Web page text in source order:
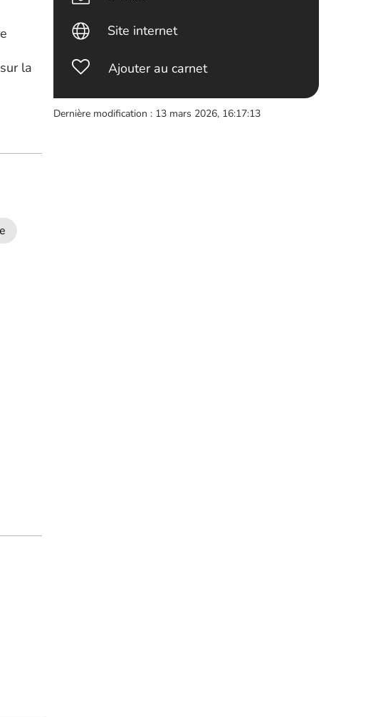
la
Site internet
Ajouter au carnet
Dernière modification : 13 mars 2026, 16:17:13